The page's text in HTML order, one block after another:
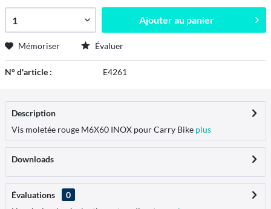
Ajouter au panier
Mémoriser Évaluer
N° d'article : E4261
Description
Vis moletée rouge M6X60 INOX pour Carry Bike plus
Downloads
Évaluations
0